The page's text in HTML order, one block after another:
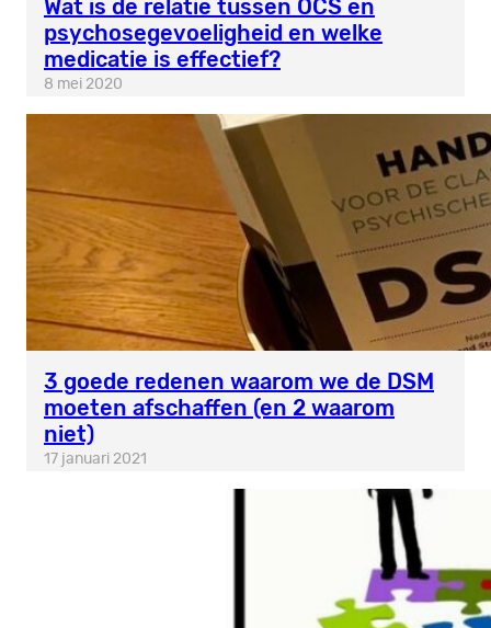
Wat is de relatie tussen OCS en
psychosegevoeligheid en welke
medicatie is effectief?
8 mei 2020
3 goede redenen waarom we de DSM
moeten afschaffen (en 2 waarom
niet)
17 januari 2021